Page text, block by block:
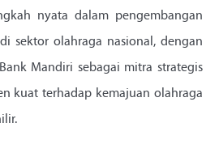
nyata dalam pengembangan
sektor olahraga nasional, dengan
Mandiri sebagai mitra strategis
kuat terhadap kemajuan olahraga